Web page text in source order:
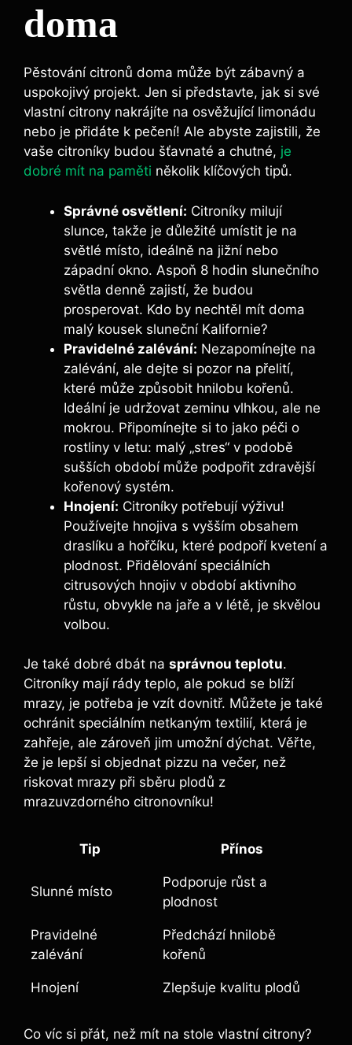
doma
Pěstování citronů doma může být zábavný a
uspokojivý projekt. Jen si představte, jak si své
vlastní citrony nakrájíte na osvěžující limonádu
nebo je přidáte k pečení! Ale abyste zajistili, že
vaše citroníky budou šťavnaté a chutné, je
dobré mít na paměti několik klíčových tipů.
Správné osvětlení: Citroníky milují
slunce, takže je důležité umístit je na
světlé místo, ideálně na jižní nebo
západní okno. Aspoň 8 hodin slunečního
světla denně zajistí, že budou
prosperovat. Kdo by nechtěl mít doma
malý kousek sluneční Kalifornie?
Pravidelné zalévání: Nezapomínejte na
zalévání, ale dejte si pozor na přelití,
které může způsobit hnilobu kořenů.
Ideální je udržovat zeminu vlhkou, ale ne
mokrou. Připomínejte si to jako péči o
rostliny v letu: malý „stres“ v podobě
sušších období může podpořit zdravější
kořenový systém.
Hnojení: Citroníky potřebují výživu!
Používejte hnojiva s vyšším obsahem
draslíku a hořčíku, které podpoří kvetení a
plodnost. Přidělování speciálních
citrusových hnojiv v období aktivního
růstu, obvykle na jaře a v létě, je skvělou
volbou.
Je také dobré dbát na správnou teplotu.
Citroníky mají rády teplo, ale pokud se blíží
mrazy, je potřeba je vzít dovnitř. Můžete je také
ochránit speciálním netkaným textilií, která je
zahřeje, ale zároveň jim umožní dýchat. Věřte,
že je lepší si objednat pizzu na večer, než
riskovat mrazy při sběru plodů z
mrazuvzdorného citronovníku!
Tip Přínos
Slunné místo
Podporuje růst a
plodnost
Pravidelné
zalévání
Předchází hnilobě
kořenů
Hnojení Zlepšuje kvalitu plodů
Co víc si přát, než mít na stole vlastní citrony?